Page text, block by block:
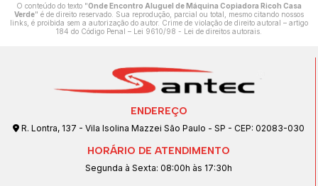
O conteúdo do texto "Onde Encontro Aluguel de Máquina Copiadora Ricoh Casa
Verde" é de direito reservado. Sua reprodução, parcial ou total, mesmo citando nossos
links, é proibida sem a autorização do autor. Crime de violação de direito autoral – artigo
184 do Código Penal – Lei 9610/98 - Lei de direitos autorais
ENDEREÇO
R. Lontra, 137 - Vila Isolina Mazzei São Paulo - SP - CEP: 02083-030
HORÁRIO DE ATENDIMENTO
Segunda à Sexta: 08:00h às 17:30h